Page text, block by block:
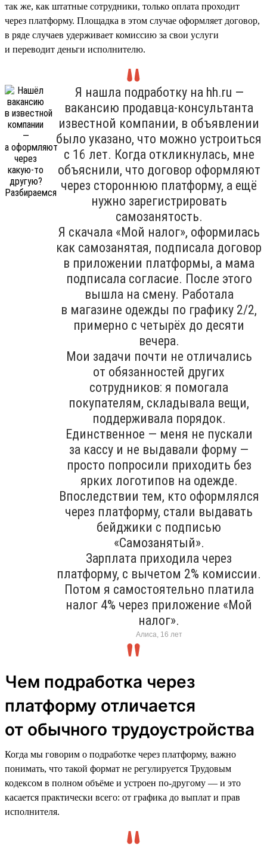
так же, как штатные сотрудники, только оплата проходит
через платформу. Площадка в этом случае оформляет договор,
в ряде случаев удерживает комиссию за свои услуги
и переводит деньги исполнителю.
Я нашла подработку на hh.ru —
вакансию продавца-консультанта
известной компании, в объявлении
было указано, что можно устроиться
с 16 лет. Когда откликнулась, мне
объяснили, что договор оформляют
через стороннюю платформу, а ещё
нужно зарегистрировать
самозанятость.
Я скачала «Мой налог», оформилась
как самозанятая, подписала договор
в приложении платформы, а мама
подписала согласие. После этого
вышла на смену. Работала
в магазине одежды по графику 2/2,
примерно с четырёх до десяти
вечера.
Мои задачи почти не отличались
от обязанностей других
сотрудников: я помогала
покупателям, складывала вещи,
поддерживала порядок.
Единственное — меня не пускали
за кассу и не выдавали форму —
просто попросили приходить без
ярких логотипов на одежде.
Впоследствии тем, кто оформлялся
через платформу, стали выдавать
бейджики с подписью
«Самозанятый».
Зарплата приходила через
платформу, с вычетом 2% комиссии.
Потом я самостоятельно платила
налог 4% через приложение «Мой
налог».
Алиса, 16 лет
Чем подработка через
платформу отличается
от обычного трудоустройства
Когда мы говорим о подработке через платформу, важно
понимать, что такой формат не регулируется Трудовым
кодексом в полном объёме и устроен по-другому — и это
касается практически всего: от графика до выплат и прав
исполнителя.